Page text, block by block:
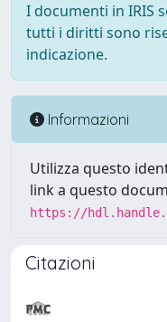
I documenti in IRIS
tutti i diritti sono
indicazione.
Informazioni
Utilizza questo
link a questo
https://
Citazioni